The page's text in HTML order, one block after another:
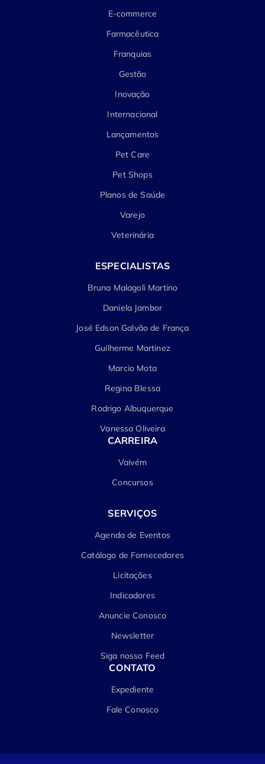
E-commerce
Farmacêutica
Franquias
Gestão
Inovação
Internacional
Lançamentos
Pet Care
Pet Shops
Planos de Saúde
Varejo
Veterinária
ESPECIALISTAS
Bruna Malagoli Martino
Daniela Jambor
José Edson Galvão de França
Guilherme Martinez
Marcio Mota
Regina Blessa
Rodrigo Albuquerque
Vanessa Oliveira
CARREIRA
Vaivém
Concursos
SERVIÇOS
Agenda de Eventos
Catálogo de Fornecedores
Licitações
Indicadores
Anuncie Conosco
Newsletter
Siga nosso Feed
CONTATO
Expediente
Fale Conosco